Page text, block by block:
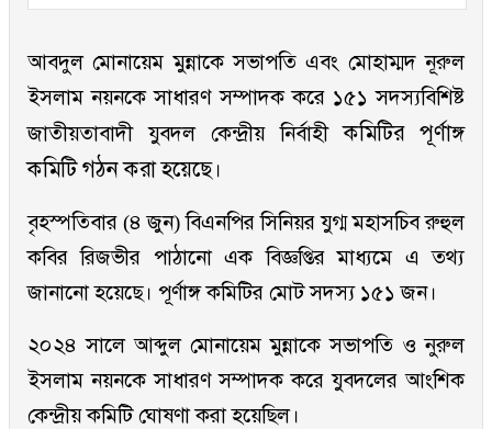
আবদুল মোনায়েম মুন্নাকে সভাপতি এবং মোহাম্মদ নূরুল
ইসলাম নয়নকে সাধারণ সম্পাদক করে ১৫১ সদস্যবিশিষ্ট
জাতীয়তাবাদী যুবদল কেন্দ্রীয় নির্বাহীকমিটির পূর্ণাঙ্গ
কমিটি গঠন করা হয়েছে।
বৃহস্পতিবার (৪ জুন) বিএনপির সিনিয়র যুগ্ম মহাসচিব রুহুল
কবির রিজভীর পাঠানো এক বিজ্ঞপ্তির মাধ্যমে এ তথ্য
জানানো হয়েছে। পূর্ণাঙ্গ কমিটির মোট সদস্য ১৫১ জন।
২০২৪ সালে আব্দুল মোনায়েম মুন্নাকে সভাপতি ও নুরুল
ইসলাম নয়নকে সাধারণ সম্পাদক করে যুবদলের আংশিক
কেন্দ্রীয় কমিটি ঘোষণা করা হয়েছিল।